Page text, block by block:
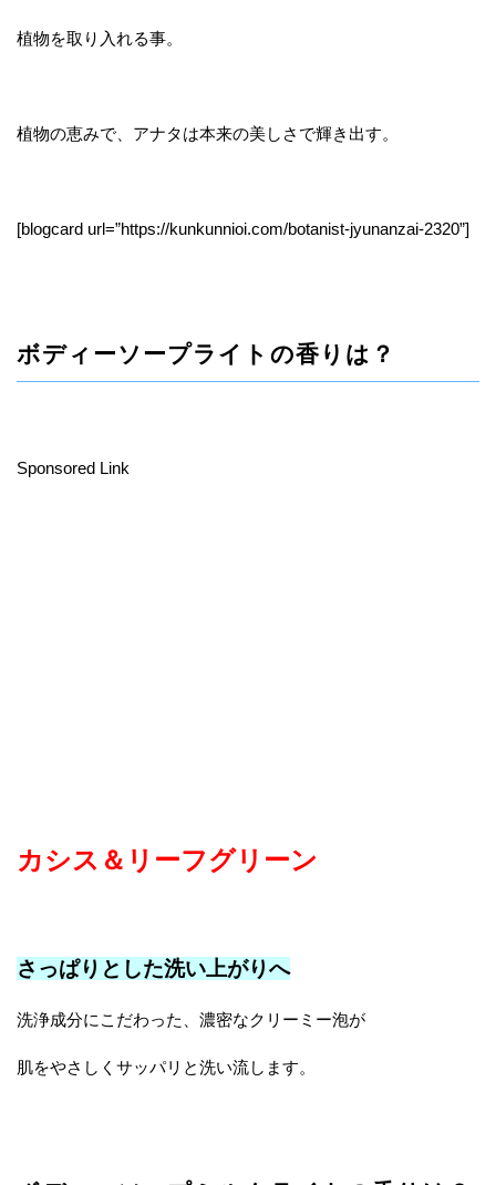
植物を取り入れる事。
植物の恵みで、アナタは本来の美しさで輝き出す。
[blogcard url=”https://kunkunnioi.com/botanist-jyunanzai-2320”]
ボディーソープライトの香りは？
Sponsored Link
カシス＆リーフグリーン
さっぱりとした洗い上がりへ
洗浄成分にこだわった、濃密なクリーミー泡が
肌をやさしくサッパリと洗い流します。